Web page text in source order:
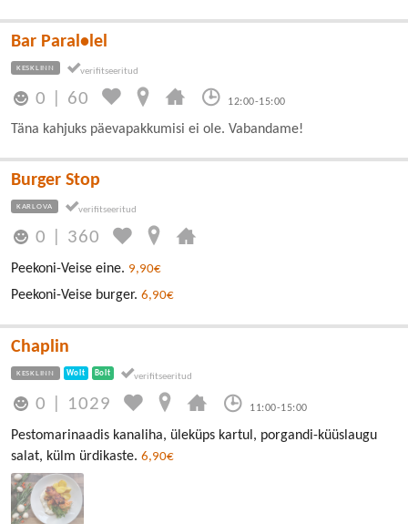
Bar Paral•lel
KESKLINN
0 60 12:00-15:00
Täna kahjuks päevapakkumisi ei ole. Vabandame!
Burger Stop
KARLOVA
0 360
Peekoni-Veise eine. 9,90€
Peekoni-Veise burger. 6,90€
Chaplin
KESKLINN Wolt Bolt
0 1029 11:00-15:00
Pestomarinaadis kanaliha, üleküps kartul, porgandi-küüslaugu
salat, külm ürdikaste. 6,90€